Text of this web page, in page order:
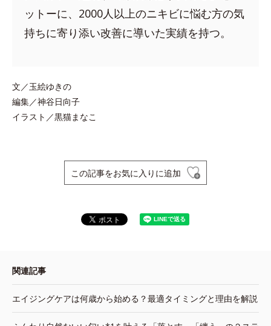
ットーに、2000人以上のニキビに悩む方の気
持ちに寄り添い改善に導いた実績を持つ。
文／玉絵ゆきの
編集／神谷日向子
イラスト／黒猫まなこ
この記事をお気に入りに追加
関連記事
エイジングケアは何歳から始める？最適タイミングと理由を解説